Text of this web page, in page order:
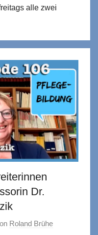
alle zwei
Dr.
Roland Brühe